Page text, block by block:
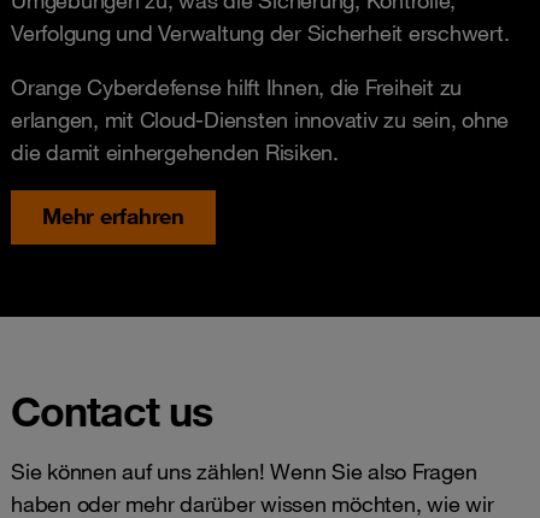
Verfolgung und Verwaltung der Sicherheit erschwert.
Orange Cyberdefense hilft Ihnen, die Freiheit zu
erlangen, mit Cloud-Diensten innovativ zu sein, ohne
die damit einhergehenden Risiken.
Mehr erfahren
Contact us
Sie können auf uns zählen! Wenn Sie also Fragen
haben oder mehr darüber wissen möchten, wie wir